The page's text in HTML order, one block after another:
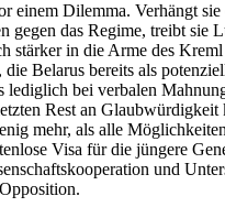
einem Dilemma. Verhängt
gegen das Regime, treibt sie
stärker in die Arme des
die Belarus bereits als
lediglich bei verbalen
Rest an
mehr, als alle
Visa für die jüngere
und